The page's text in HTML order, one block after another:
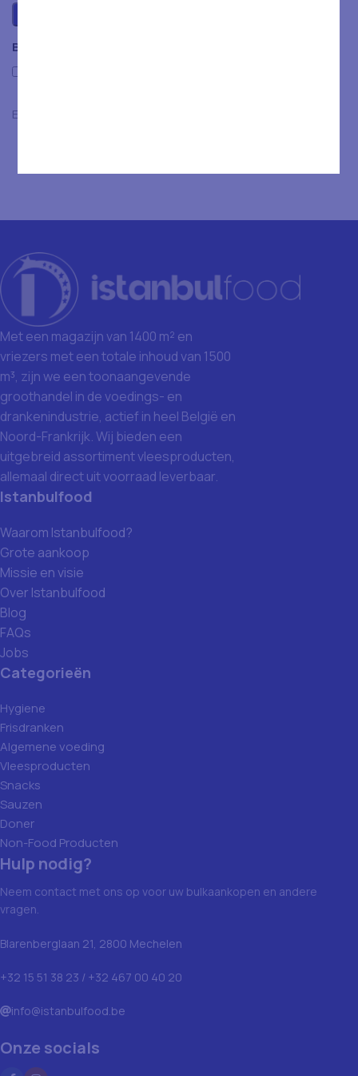
Beoordelingen
Er zijn nog geen beoordelingen.
Met een magazijn van 1400 m² en
vriezers met een totale inhoud van 1500
m³, zijn we een toonaangevende
groothandel in de voedings- en
drankenindustrie, actief in heel België en
Noord-Frankrijk. Wij bieden een
uitgebreid assortiment vleesproducten,
allemaal direct uit voorraad leverbaar.
Istanbulfood
Waarom Istanbulfood?
Grote aankoop
Missie en visie
Over Istanbulfood
Blog
FAQs
Jobs
Categorieën
Hygiene
Frisdranken
Algemene voeding
Vleesproducten
Snacks
Sauzen
Doner
Non-Food Producten
Hulp nodig?
Neem contact met ons op voor uw bulkaankopen en andere
vragen.
Blarenberglaan 21, 2800 Mechelen
+32 15 51 38 23 / +32 467 00 40 20
info@istanbulfood.be
Onze socials